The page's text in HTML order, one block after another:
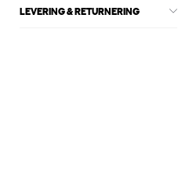
LEVERING & RETURNERING